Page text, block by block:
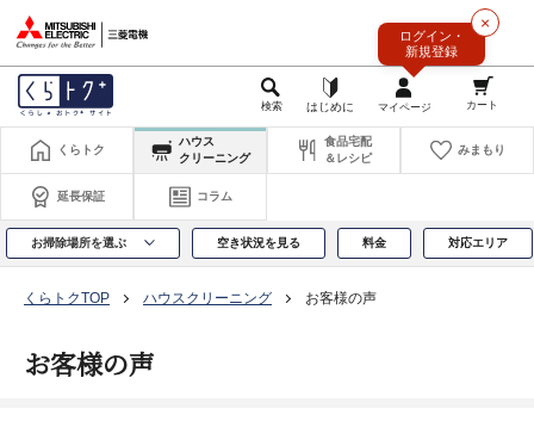
×
ログイン・
新規登録
くらトク
ハウス
クリーニング
食品宅配
＆レシピ
みまもり
延長保証 コラム
お掃除場所を選ぶ 空き状況を見る 料金 対応エリア
くらトクTOP ハウスクリーニング お客様の声
お客様の声